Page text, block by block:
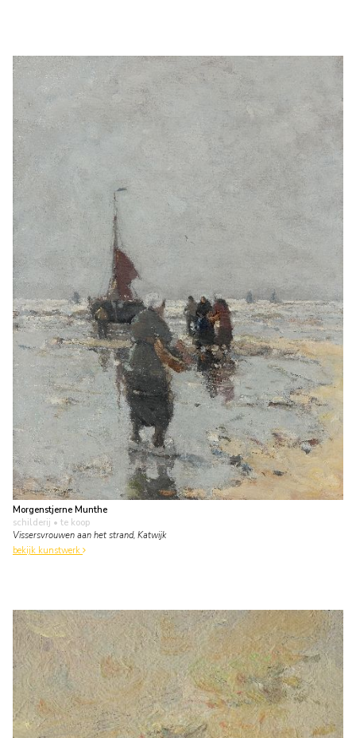
Morgenstjerne Munthe
schilderij • te koop
Vissersvrouwen aan het strand, Katwijk
bekijk kunstwerk